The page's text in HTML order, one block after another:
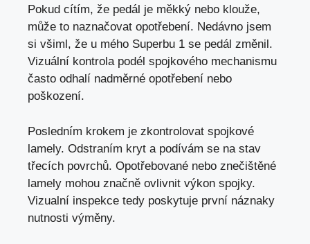
Pokud cítím, že pedál je měkký nebo klouže,
může to naznačovat opotřebení. Nedávno jsem
si všiml, že u mého Superbu 1 se pedál změnil.
Vizuální kontrola podél spojkového mechanismu
často odhalí nadměrné opotřebení nebo
poškození.
Posledním krokem je zkontrolovat spojkové
lamely. Odstraním kryt a podívám se na stav
třecích povrchů. Opotřebované nebo znečištěné
lamely mohou značně ovlivnit výkon spojky.
Vizualní inspekce tedy poskytuje první náznaky
nutnosti výměny.